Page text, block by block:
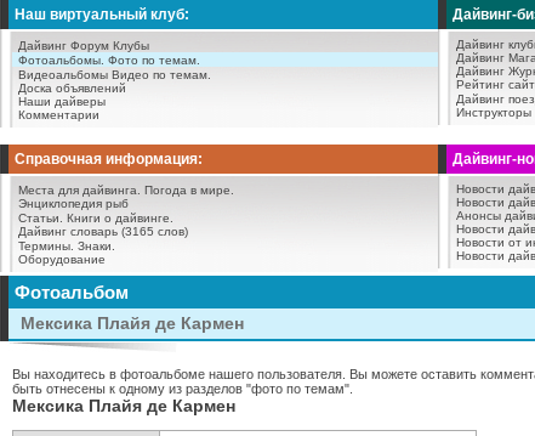
Наш виртуальный клуб:
Дайвинг Форум Клубы
Фотоальбомы. Фото по темам.
Видеоальбомы Видео по темам.
Доска объявлений
Наши дайверы
Комментарии
Дайвинг-
Дайвинг
Дайвинг
Дайвинг
Рейтинг
Дайвинг
Инструкторы
Справочная информация:
Места для дайвинга.
Погода в мире.
Энциклопедия рыб
Статьи.
Книги о дайвинге.
Дайвинг словарь (3165 слов)
Термины. Знаки.
Оборудование
Дайвинг-
Новости
Новости
Анонсы
Новости
Новости от
Новости
Фотоальбом
Мексика Плайя де Кармен
Вы находитесь в фотоальбоме нашего пользователя. Вы можете оставить
быть отнесены к одному из разделов "фото по темам".
Мексика Плайя де Кармен